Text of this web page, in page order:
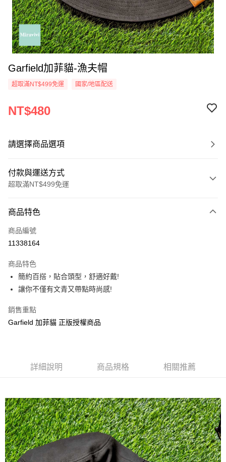
Garfield加菲貓-漁夫帽
超取滿NT$499免運 國家/地區配送
NT$480
請選擇商品選項
付款與運送方式
超取滿NT$499免運
信用卡一次付款
超商取貨付款
Apple Pay
街口支付
悠遊付
AFTEE先享後付是「在收到商品之後才付款」的支付方式。 讓您購物簡單
便利好安心！
３．安心：先確認商品／服務後，再付款。
【「AFTEE先享後付」結帳流程】
１．於結帳方式選擇「AFTEE先享後付」後，將跳轉至「AFTEE先享後付」
結帳頁面，進行簡訊認證並確認金額後，即可完成結帳。
２．訂單成立數日內，您將收到繳費通知簡訊。
３．收到繳費通知簡訊後14天內，點擊此簡訊中的連結，可透過四大超商／
ATM付款
全家付款取貨
每筆NT$60，滿NT$499(含以上)免運費
付款後全家取貨
每筆NT$60，滿NT$499(含以上)免運費
商品特色
商品編號
11338164
商品特色
簡約百搭，貼合頭型，舒適好戴!
讓你不僅有文青又帶點時尚感!
銷售重點
Garfield 加菲貓 正版授權商品
詳細說明 商品規格 相關推薦